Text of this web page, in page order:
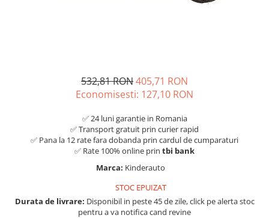
532,81 RON405,71 RON
Economisesti: 127,10 RON
✅ 24 luni garantie in Romania
✅ Transport gratuit prin curier rapid
✅ Pana la 12 rate fara dobanda prin cardul de cumparaturi
✅ Rate 100% online prin tbi bank
Marca: Kinderauto
STOC EPUIZAT
Durata de livrare: Disponibil in peste 45 de zile, click pe alerta stoc
pentru a va notifica cand revine